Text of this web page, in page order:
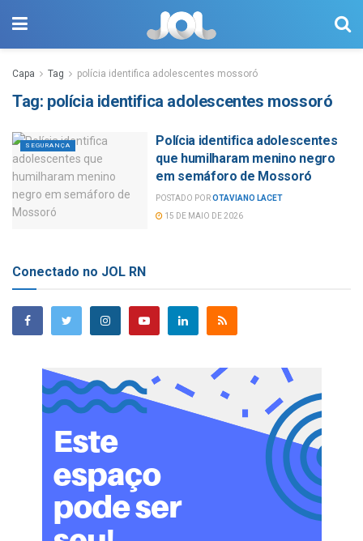
Capa Tag polícia identifica adolescentes mossoró
Tag: polícia identifica adolescentes mossoró
SEGURANÇA
Polícia identifica adolescentes
que humilharam menino negro
em semáforo de Mossoró
POSTADO POROTAVIANO LACET
15 DE MAIO DE 2026
Conectado no JOL RN